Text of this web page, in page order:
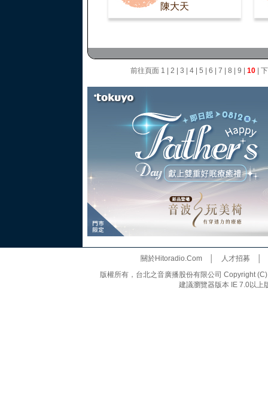
陳大天
前往頁面 1 2 3 4| 5 6 7 8 9 10|
關於Hitoradio.Com│ 人才招募
版權所有，台北之音廣播股份有限公司 Copyright
建議瀏覽器版本 IE 7.0以上